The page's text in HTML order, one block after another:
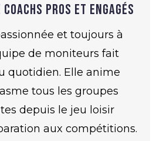
coachs pros et engagés
et toujours à
de moniteurs fait
quotidien. Elle anime
tous les groupes
depuis le jeu loisir
aux compétitions.